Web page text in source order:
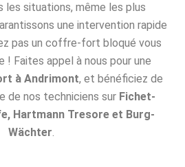
les situations, même les plus
une intervention rapide
pas un coffre-fort bloqué vous
! Faites appel à nous pour une
à Andrimont, et bénéficiez de
de nos techniciens sur Fichet-
Hartmann Tresore et Burg-
Wächter.